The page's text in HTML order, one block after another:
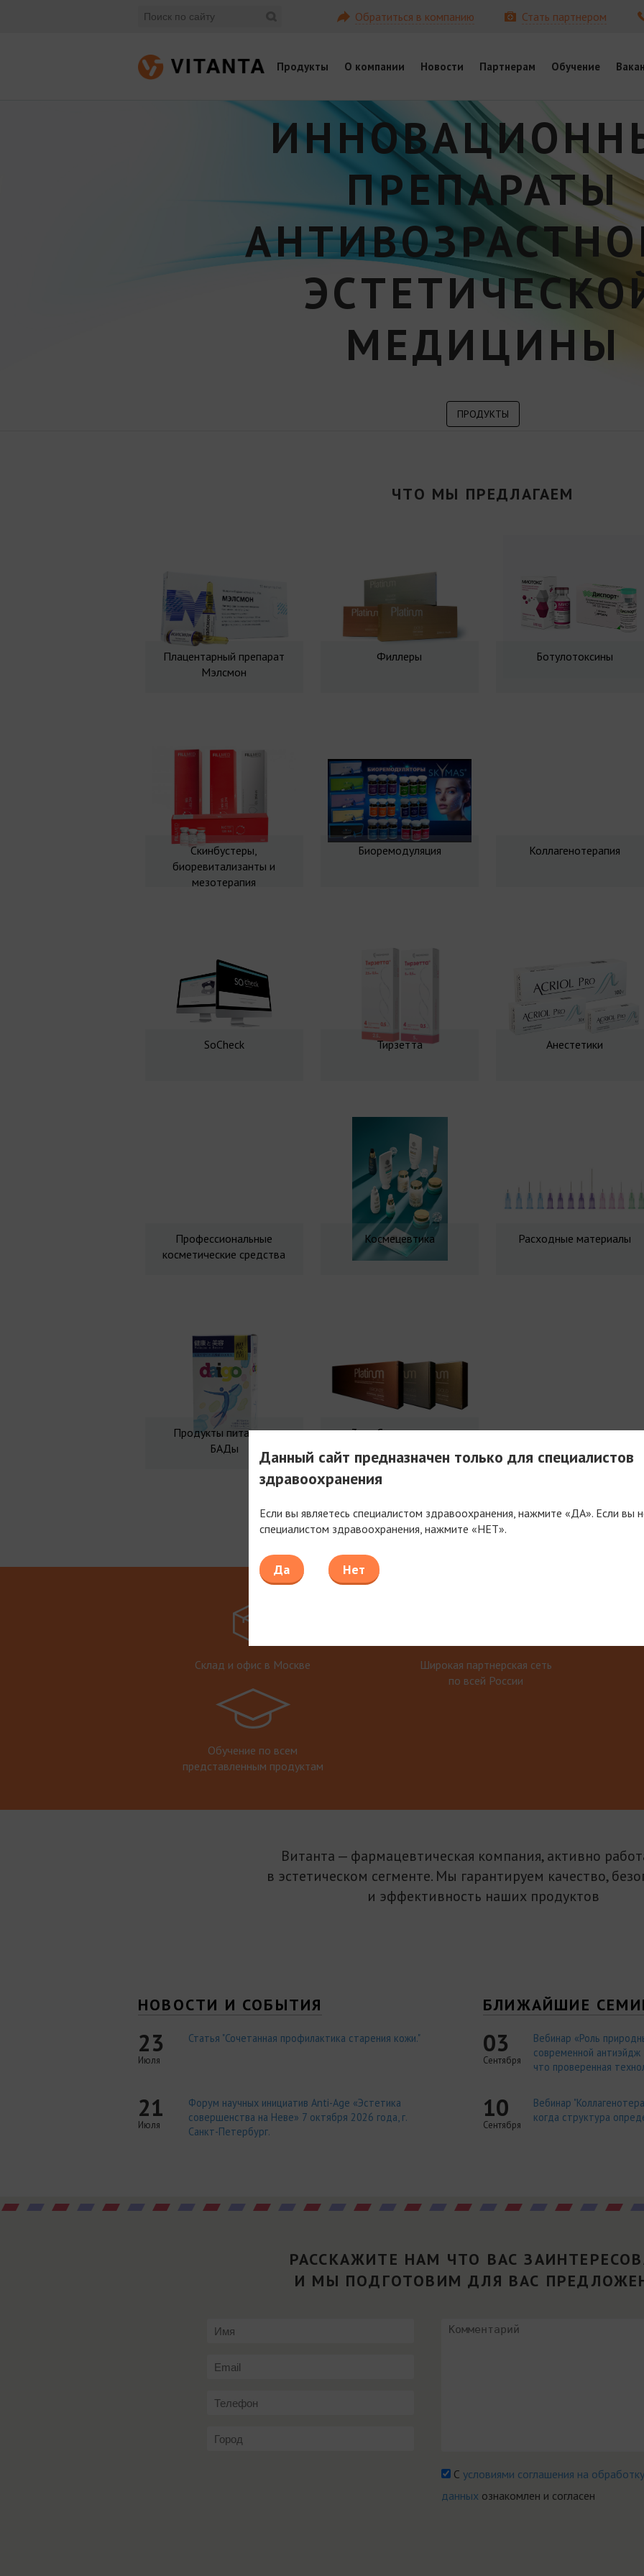
Обратиться в компанию Стать партнером
Продукты О компании Новости Партнерам Обучение
ПРЕПАРАТЫ
МЕДИЦИНЫ
ПРОДУКТЫ
ЧТО МЫ ПРЕДЛАГАЕМ
Плацентарный препарат
Мэлсмон
Филлеры Ботулотоксины
Скинбустеры,
биоревитализанты и
мезотерапия
Биоремодуляция Коллагенотерапия
SoCheck Тирзетта Анестетики
Профессиональные
косметические средства
Космецевтика Расходные материалы
Продукты питания и
БАДы
3 мл Совершенства
Мы работаем только с компаниями, имеющими
Склад и офис в Москве
Широкая партнерская сеть
по всей России
Обучение по всем
представленным продуктам
Витанта — фармацевтическая компания, активно
в эстетическом сегменте. Мы гарантируем качество,
и эффективность наших продуктов
НОВОСТИ И СОБЫТИЯ
23
Июля
Статья "Сочетанная профилактика старения кожи."
21
Июля
Форум научных инициатив Anti-Age «Эстетика
совершенства на Неве» 7 октября 2026 года, г.
Санкт-Петербург.
БЛИЖАЙШИЕ
03
Сентября
Вебинар «Роль
современной
что проверенная
10
Сентября
Вебинар
когда структура
РАССКАЖИТЕ НАМ ЧТО ВАС
И МЫ ПОДГОТОВИМ ДЛЯ ВАС
Сусловиями соглашения на
данных ознакомлен и согласен
Данный сайт предназначен только для специалистов
здравоохранения
Если вы являетесь специалистом здравоохранения, нажмите «ДА». Если вы
специалистом здравоохранения, нажмите «НЕТ».
Да Нет